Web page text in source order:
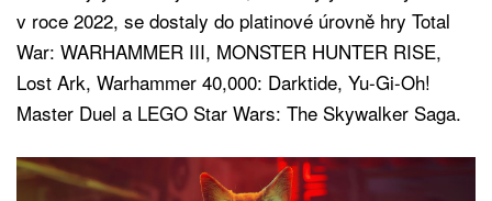
v roce 2022, se dostaly do platinové úrovně hry Total
War: WARHAMMER III, MONSTER HUNTER RISE,
Lost Ark, Warhammer 40,000: Darktide, Yu-Gi-Oh!
Master Duel a LEGO Star Wars: The Skywalker Saga.